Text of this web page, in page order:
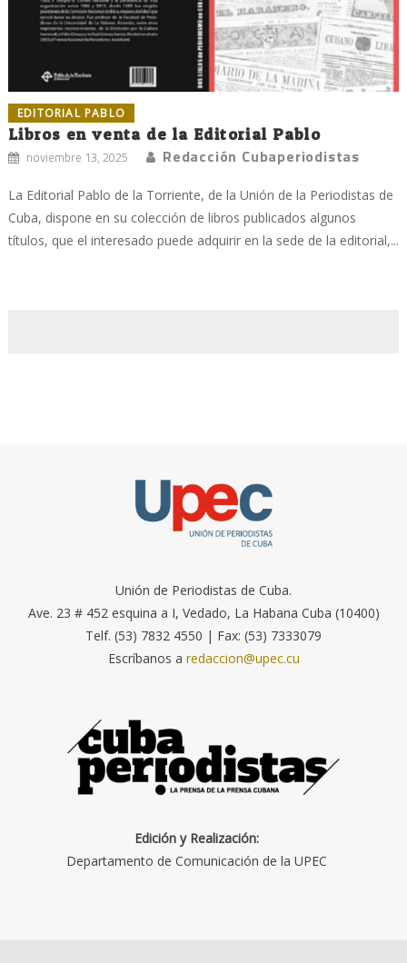
EDITORIAL PABLO
Libros en venta de la Editorial Pablo
noviembre 13, 2025 Redacción Cubaperiodistas
La Editorial Pablo de la Torriente, de la Unión de la Periodistas de
Cuba, dispone en su colección de libros publicados algunos
títulos, que el interesado puede adquirir en la sede de la editorial,...
Unión de Periodistas de Cuba.
Ave. 23 # 452 esquina a I, Vedado, La Habana Cuba (10400)
Telf. (53) 7832 4550 | Fax: (53) 7333079
Escríbanos a redaccion@upec.cu
Edición y Realización:
Departamento de Comunicación de la UPEC